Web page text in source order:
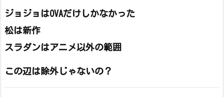
ジョジョはOVAだけしかなかった
松は新作
スラダンはアニメ以外の範囲
この辺は除外じゃないの？